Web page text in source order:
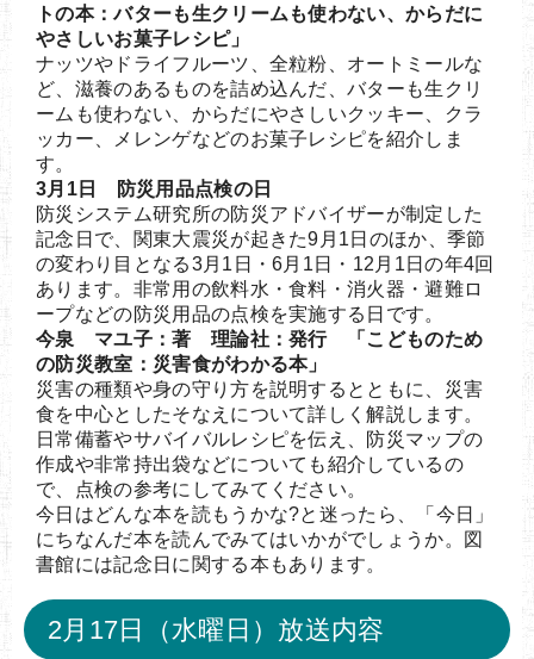
トの本：バターも生クリームも使わない、からだに
やさしいお菓子レシピ」
ナッツやドライフルーツ、全粒粉、オートミールな
ど、滋養のあるものを詰め込んだ、バターも生クリ
ームも使わない、からだにやさしいクッキー、クラ
ッカー、メレンゲなどのお菓子レシピを紹介しま
す。
3月1日 防災用品点検の日
防災システム研究所の防災アドバイザーが制定した
記念日で、関東大震災が起きた9月1日のほか、季節
の変わり目となる3月1日・6月1日・12月1日の年4回
あります。非常用の飲料水・食料・消火器・避難ロ
ープなどの防災用品の点検を実施する日です。
今泉 マユ子：著 理論社：発行 「こどものため
の防災教室：災害食がわかる本」
災害の種類や身の守り方を説明するとともに、災害
食を中心としたそなえについて詳しく解説します。
日常備蓄やサバイバルレシピを伝え、防災マップの
作成や非常持出袋などについても紹介しているの
で、点検の参考にしてみてください。
今日はどんな本を読もうかな?と迷ったら、「今日」
にちなんだ本を読んでみてはいかがでしょうか。図
書館には記念日に関する本もあります。
2月17日（水曜日）放送内容